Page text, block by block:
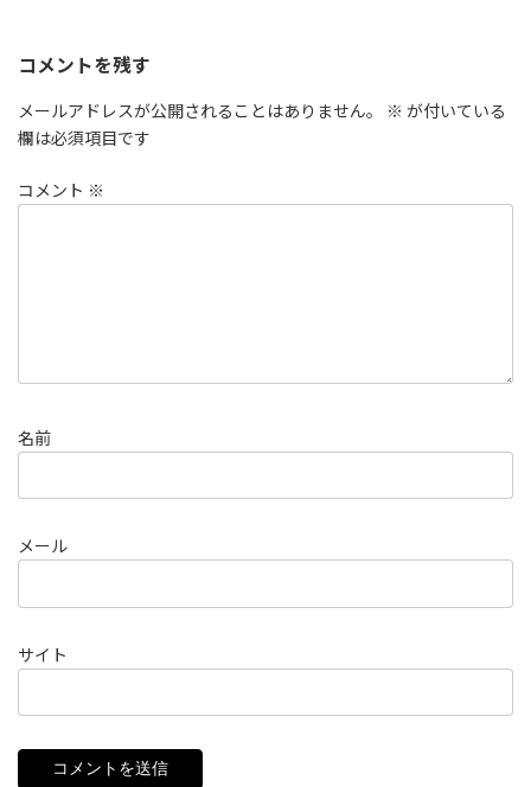
コメントを残す
メールアドレスが公開されることはありません。 ※ が付いている
欄は必須項目です
コメント ※
名前
メール
サイト